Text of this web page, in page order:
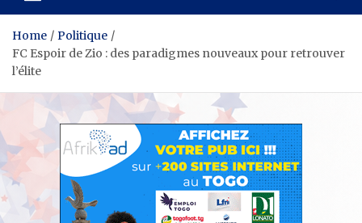
Home
Politique
FC Espoir de Zio : des paradigmes nouveaux pour retrouver
l’élite